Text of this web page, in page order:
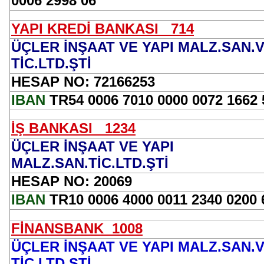
YAPI KREDİ BANKASI
714
ÜÇLER İNŞAAT VE YAPI
TİC.LTD.ŞTİ
HESAP NO: 72166253
IBAN TR54 0006 7010 0000 0072 1662
İŞ BANKASI
1234
ÜÇLER İNŞAAT VE YAPI
MALZ.SAN.TİC.LTD.ŞTİ
HESAP NO: 20069
IBAN TR10 0006 4000 0011 2340 0200
FİNANSBANK 1008
ÜÇLER İNŞAAT VE YAPI